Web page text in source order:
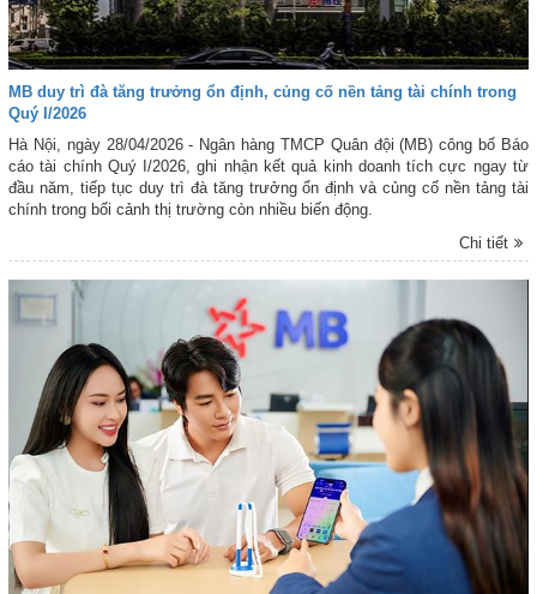
MB duy trì đà tăng trưởng ổn định, củng cố nền tảng tài chính trong
Quý I/2026
Hà Nội, ngày 28/04/2026 - Ngân hàng TMCP Quân đội (MB) công bố Báo
cáo tài chính Quý I/2026, ghi nhận kết quả kinh doanh tích cực ngay từ
đầu năm, tiếp tục duy trì đà tăng trưởng ổn định và củng cố nền tảng tài
chính trong bối cảnh thị trường còn nhiều biến động.
Chi tiết